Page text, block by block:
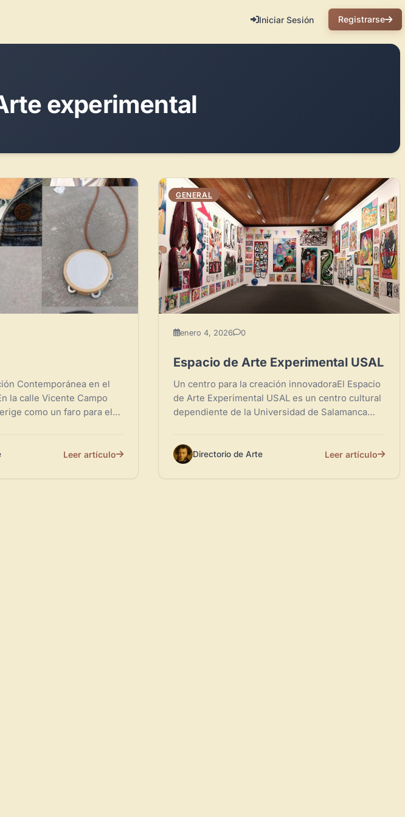
Iniciar Sesión Registrarse
experimental
Contemporánea en el
la calle Vicente Campo
como un faro para el
Leer artículo
GENERAL
enero 4, 2026 0
Espacio de Arte Experimental USAL
Un centro para la creación innovadoraEl Espacio
de Arte Experimental USAL es un centro cultural
dependiente de la Universidad de Salamanca
Directorio de Arte Leer artículo